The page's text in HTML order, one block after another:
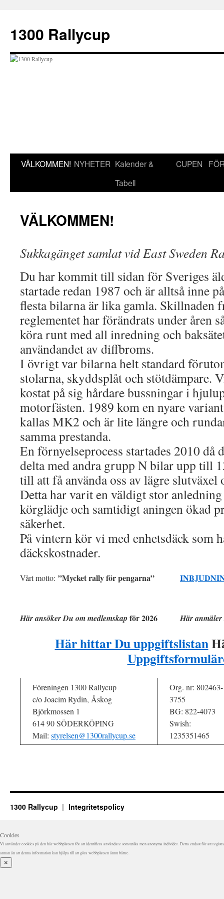
innehåll
1300 Rallycup
VÄLKOMMEN! NYHETER Kalender &
Tabell
CUPEN
VÄLKOMMEN!
Sukkagänget samlat vid East Sweden
Du har kommit till sidan för Sveriges
startade redan 1987 och är alltså inne
flesta bilarna är lika gamla. Skillnaden
reglementet har förändrats under åren
köra runt med all inredning och
användandet av diffbroms.
I övrigt var bilarna helt standard
stolarna, skyddsplåt och stötdämpare.
kostat på sig hårdare bussningar i
motorfästen. 1989 kom en nyare
kallas MK2 och är lite längre och
samma prestanda.
En förnyelseprocess startades 2010 då
delta med andra grupp N bilar upp till
till att få använda oss av lägre
Detta har varit en väldigt stor
körglädje och samtidigt aningen ökad
säkerhet.
På vintern kör vi med enhetsdäck som
däckskostnader.
Vårt motto: ”Mycket rally för pengarna”
Här ansöker Du om medlemskap för 2026 Här
Här hittar Du uppgiftslistan
Föreningen 1300 Rallycup
c/o Joacim Rydin, Åskog
Björkmossen 1
614 90 SÖDERKÖPING
Mail: styrelsen@1300rallycup.se
Org. nr: 802463-
3755
BG: 822-4073
Swish:
1235351465
1300 Rallycup Integritetspolicy
Cookies
Vi använder cookies på den här webbplatsen för att identifiera användare som unika men anonyma individer. Detta endast för att
annan än att denna information kan hjälpa till att göra webbplatsen ännu bättre.
×